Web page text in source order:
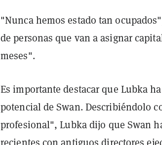
"Nunca hemos estado tan
de personas que van a asignar
meses".
Es importante destacar que Lubka
potencial de Swan. Describiéndolo
profesional", Lubka dijo que Swan